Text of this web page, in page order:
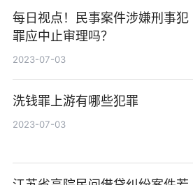
每日视点！民事案件涉嫌刑事犯
罪应中止审理吗？
2023-07-03
洗钱罪上游有哪些犯罪
2023-07-03